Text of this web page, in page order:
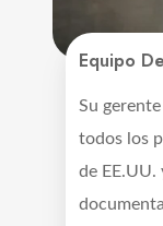
Equipo
Su
todos los
de